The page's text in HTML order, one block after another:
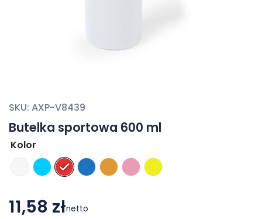
Butelka sportowa 600 ml
SKU: AXP-V8439
Kolor
11,58 złnetto